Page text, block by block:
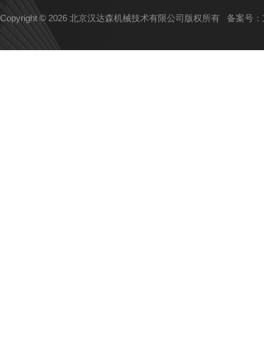
Copyright © 2026 北京汉达森机械技术有限公司版权所有 备案号：